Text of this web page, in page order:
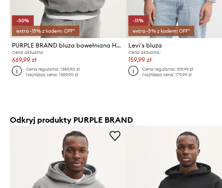
-50%
extra -15% z kodem: OFF*
PURPLE BRAND bluza bawełniana HWT FLEECE PO HOODY
Cena aktualna:
669,99 zł
Cena regularna:1359,90 zł
Najniższa cena:1359,90 zł
-11%
extra -5% z kodem: OFF*
Levi's bluza
Cena aktualna:
159,99 zł
Cena regularna: 319,99 zł
Najniższa cena: 179,99 zł
Odkryj produkty PURPLE BRAND